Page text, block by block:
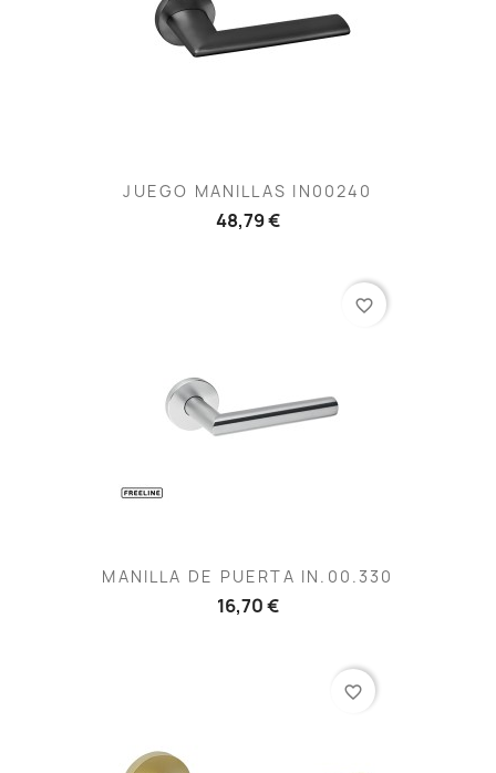
JUEGO MANILLAS IN00240
48,79 €
MANILLA DE PUERTA IN.00.330
16,70 €
favorite_border
favorite_border